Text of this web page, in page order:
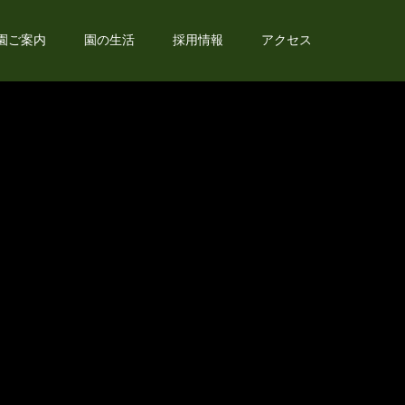
ご案内 園の生活 採用情報 アクセス